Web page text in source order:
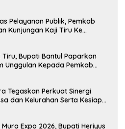
Pelayanan Publik, Pemkab
Kunjungan Kaji Tiru Ke
Bupati Bantul Paparkan
Unggulan Kepada Pemkab
Tegaskan Perkuat Sinergi
dan Kelurahan Serta Kesiapan
Expo 2026, Bupati Heriyus